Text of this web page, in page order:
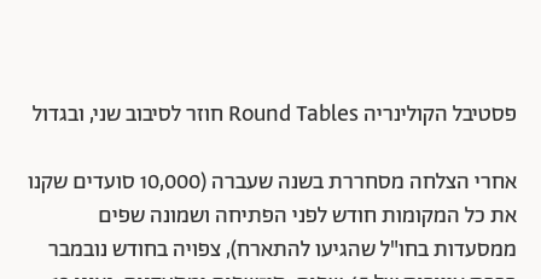
פסטיבל הקולינריה Round Tables חוזר לסיבוב שני, ובגדול
אחרי הצלחה מסחררת בשנה שעברה (10,000 סועדים שקנו
את כל המקומות חודש לפני הפתיחה ושמונה שפים
ממסעדות בחו"ל שהגיעו להתארח), צפויה בחודש נובמבר